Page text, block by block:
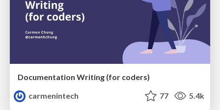
Documentation Writing (for coders)
carmenintech
77 5.4k